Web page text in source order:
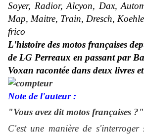
Soyer, Radior, Alcyon, Dax,
Map, Maitre, Train, Dresch,
frico
L'histoire des motos françaises
de LG Perreaux en passant par
Voxan racontée dans deux livres
Note de l'auteur :
"Vous avez dit motos françaises
C'est une manière de s'interroger